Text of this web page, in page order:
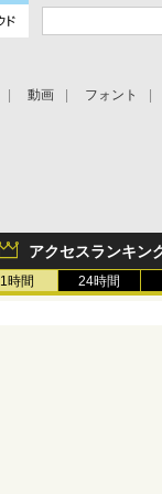
動画 フォント
アクセスランキン
1時間 24時間